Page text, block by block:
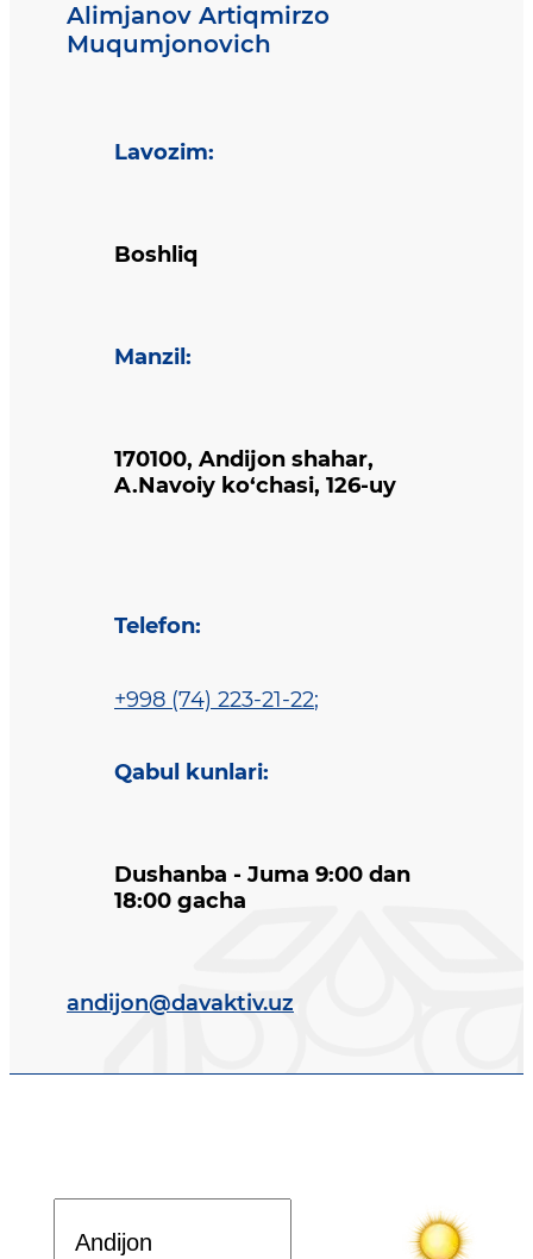
Alimjanov Artiqmirzo
Muqumjonovich
Lavozim:
Boshliq
Manzil :
170100, Andijon shahar,
A.Navoiy ko‘chasi, 126-uy
Telefon:
+998 (74) 223-21-22;
Qabul kunlari:
Dushanba - Juma 9:00 dan
18:00 gacha
andijon@davaktiv.uz